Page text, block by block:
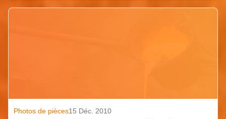
Photos de pièces15 Déc. 2010